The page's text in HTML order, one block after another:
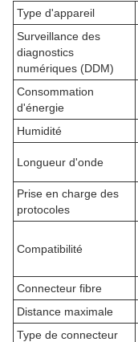
Type d'appareil
Surveillance des
diagnostics
numériques (DDM)
Consommation
d'énergie
Humidité
Longueur d'onde
Prise en charge des
protocoles
Compatibilité
Connecteur fibre
Distance maximale
Type de connecteur